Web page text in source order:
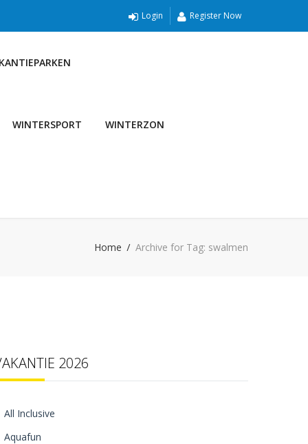
Login Register Now
WINTERSPORT WINTERZON
Home Archive for Tag: swalmen
2026
All Inclusive
Aquafun